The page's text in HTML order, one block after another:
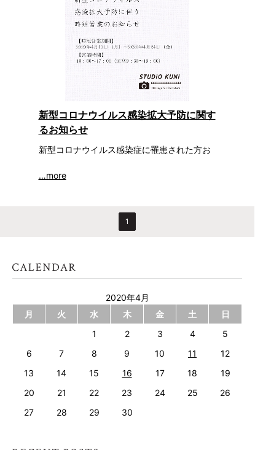
新型コロナウイルス感染拡大予防に関す
るお知らせ
新型コロナウイルス感染症に罹患された方お
…more
1
2020年4月
月
火 水 木 金 土
日
1
2 3 4
5
6
7 8 9 10 11
12
13
14 15 16 17 18
19
20
21 22 23 24 25
26
27
28 29 30